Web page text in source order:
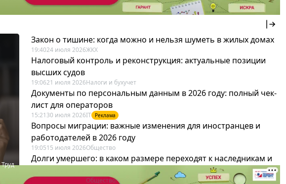
Труд
Закон о тишине: когда можно и нельзя шуметь в жилых домах
19:4024 июля 2026ЖКХ
Налоговый контроль и реконструкция: актуальные позиции
высших судов
19:0621 июля 2026Налоги и бухучет
Документы по персональным данным в 2026 году: полный чек-
лист для операторов
15:21 30 июля 2026IT Реклама
Вопросы миграции: важные изменения для иностранцев и
работодателей в 2026 году
19:0515 июля 2026Общество
Долги умершего: в каком размере переходят к наследникам и
19:43 Общество